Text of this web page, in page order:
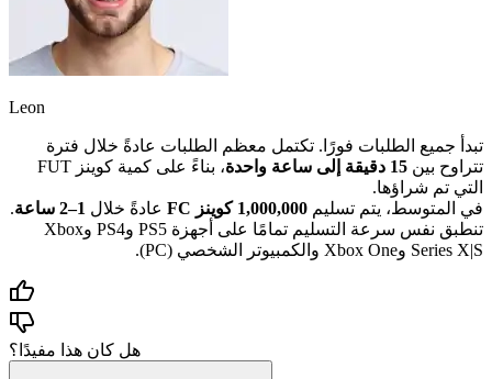
Leon
تبدأ جميع الطلبات فورًا. تكتمل معظم الطلبات عادةً خلال فترة
تتراوح بين 15 دقيقة إلى ساعة واحدة
، بناءً على كمية كوينز FUT
التي تم شراؤها.
في المتوسط، يتم تسليم 1,000,000 كوينز FC عادةً خلال 1–2 ساعة
.
تنطبق نفس سرعة التسليم تمامًا على أجهزة PS5 وPS4 وXbox
Series X|S وXbox One والكمبيوتر الشخصي (PC).
هل كان هذا مفيدًا؟